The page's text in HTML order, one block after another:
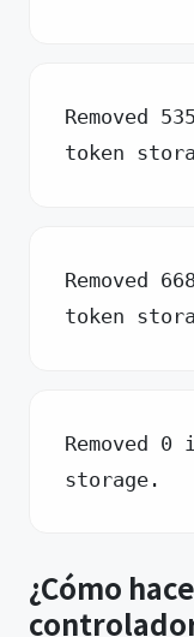
Removed
token
Removed
token
Removed
storage.
¿Cómo